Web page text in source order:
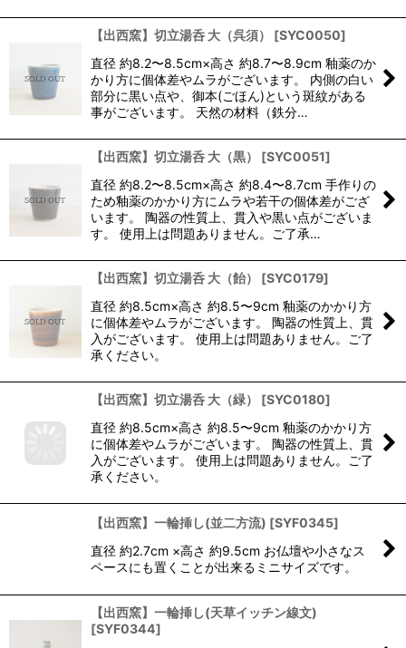
【出西窯】切立湯呑 大（呉須） [SYC0050]
直径 約8.2〜8.5cm×高さ 約8.7〜8.9cm 釉薬のか
かり方に個体差やムラがございます。 内側の白い
部分に黒い点や、御本(ごほん)という斑紋がある
事がございます。 天然の材料（鉄分…
【出西窯】切立湯呑 大（黒） [SYC0051]
直径 約8.2〜8.5cm×高さ 約8.4〜8.7cm 手作りの
ため釉薬のかかり方にムラや若干の個体差がござ
います。 陶器の性質上、貫入や黒い点がございま
す。 使用上は問題ありません。ご了承…
【出西窯】切立湯呑 大（飴） [SYC0179]
直径 約8.5cm×高さ 約8.5〜9cm 釉薬のかかり方
に個体差やムラがございます。 陶器の性質上、貫
入がございます。 使用上は問題ありません。ご了
承ください。
【出西窯】切立湯呑 大（緑） [SYC0180]
直径 約8.5cm×高さ 約8.5〜9cm 釉薬のかかり方
に個体差やムラがございます。 陶器の性質上、貫
入がございます。 使用上は問題ありません。ご了
承ください。
【出西窯】一輪挿し(並二方流) [SYF0345]
直径 約2.7cm ×高さ 約9.5cm お仏壇や小さなス
ペースにも置くことが出来るミニサイズです。
【出西窯】一輪挿し(天草イッチン線文)
[SYF0344]